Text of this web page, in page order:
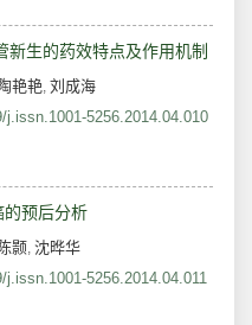
新生的药效特点及作用机制
陶艳艳, 刘成海
j.issn.1001-5256.2014.04.010
的预后分析
陈颢, 沈晔华
j.issn.1001-5256.2014.04.011